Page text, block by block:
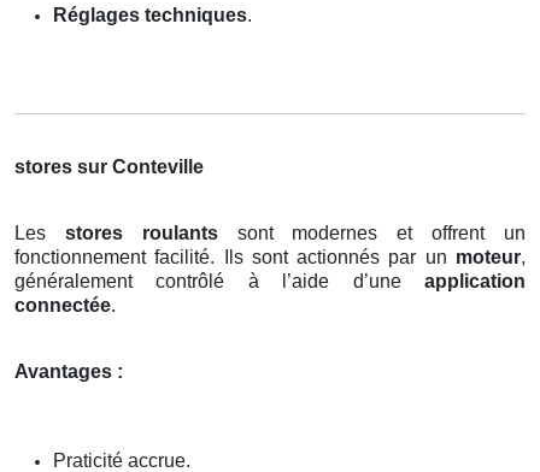
Réglages techniques.
stores sur Conteville
Les stores roulantssont modernes et offrent un
fonctionnement facilité. Ils sont actionnés par un moteur,
généralement contrôlé à l’aide d’une application
connectée.
Avantages :
Praticité accrue.